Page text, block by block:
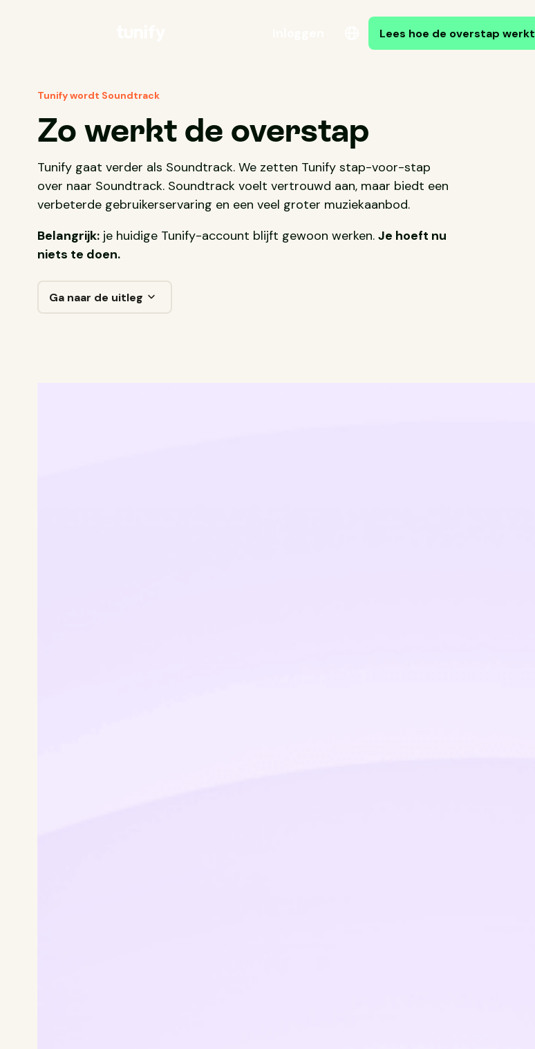
Lees hoe de overstap werkt
Tunify wordt Soundtrack
Zo werkt de overstap
Tunify gaat verder als Soundtrack. We zetten Tunify stap-voor-stap
over naar Soundtrack. Soundtrack voelt vertrouwd aan, maar biedt een
verbeterde gebruikerservaring en een veel groter muziekaanbod.
Belangrijk:je huidige Tunify-account blijft gewoon werken. Je hoeft nu
niets te doen.
Ga naar de uitleg